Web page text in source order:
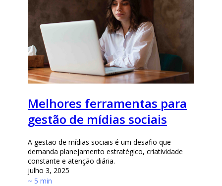
Melhores ferramentas para
gestão de mídias sociais
A gestão de mídias sociais é um desafio que
demanda planejamento estratégico, criatividade
constante e atenção diária.
julho 3, 2025
~ 5 min